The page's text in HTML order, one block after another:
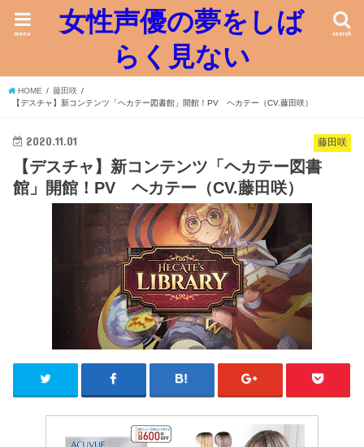
女性声優の夢をしば
らく見ない
search
menu
HOME
藤田咲
【デスチャ】新コンテンツ「ヘカテー図書館」開館！PV ヘカテー（CV.藤田咲）
藤田咲
2020.11.01
【デスチャ】新コンテンツ「ヘカテー図書
館」開館！PV ヘカテー（CV.藤田咲）